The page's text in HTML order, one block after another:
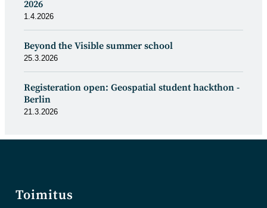
2026
1.4.2026
Beyond the Visible summer school
25.3.2026
Registeration open: Geospatial student hackthon -
Berlin
21.3.2026
Toimitus